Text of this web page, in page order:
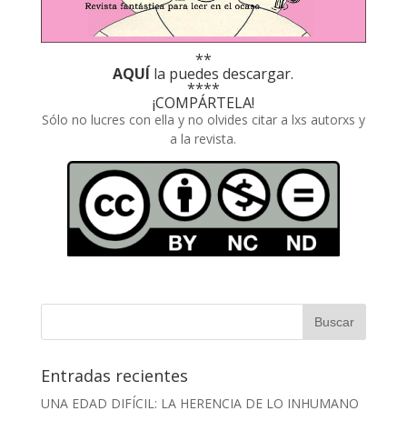
**
AQUÍ la puedes descargar.
****
¡COMPÁRTELA!
Sólo no lucres con ella y no olvides citar a lxs autorxs y
a la revista.
Entradas recientes
UNA EDAD DIFÍCIL: LA HERENCIA DE LO INHUMANO